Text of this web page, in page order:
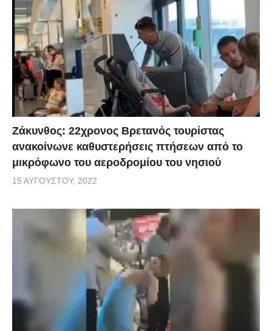
Ζάκυνθος: 22χρονος Βρετανός τουρίστας
ανακοίνωνε καθυστερήσεις πτήσεων από το
μικρόφωνο του αεροδρομίου του νησιού
15 ΑΥΓΟΎΣΤΟΥ, 2022